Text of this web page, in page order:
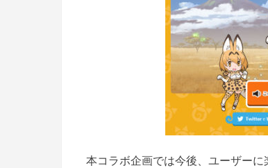
本コラボ企画では今後、ユーザー